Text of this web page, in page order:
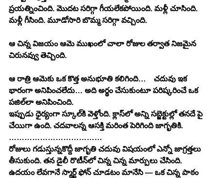
ప్రయత్నించింది. మొదట సరిగ్గా గీయలేకపోయింది. మళ్లీ చూసింది.
మళ్లీ గీసింది. మూడోసారి బొమ్మ సరిగ్గా వచ్చింది.
ఆ చిన్న విజయం ఆమె ముఖంలో చాలా రోజుల తర్వాత నిజమైన
చిరునవ్వు తెచ్చింది.
ఆ రాత్రి ఆమెకు ఒక కొత్త అనుభూతి కలిగింది…    చదువు ఇక
భారంగా అనిపించలేదు… అది అర్థం చేసుకుంటూ పరిష్కరించే ఒక
పజిల్‌లా అనిపించింది.
ఇప్పుడు ధైర్యంగా స్కూల్‌కి వెళ్తోంది. క్లాస్‌లో అన్ని సబ్జెక్టుల్లో తనదే పై
చేయిగా ఉంది. చదవాలన్న ఆసక్తి మరింత పెరిగింది జాగృతికి.
………………………………
రోజులు గడుస్తున్నకొద్దీ జాగృతి చదువు విషయంలో ఎన్నో జాగ్రత్తలు
తీసుకుంది. తన డైలీ రొటీన్‌లో చిన్న చిన్న మార్పులు చేసింది.
ఉదయం లేవగానే స్మార్ట్ ఫోన్ చూడటం మానేసి — ఒక చిన్న పాఠం